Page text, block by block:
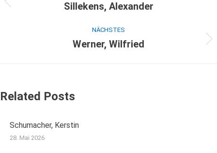
Sillekens, Alexander
NÄCHSTES
Werner, Wilfried
Related Posts
Schumacher, Kerstin
28. Mai 2026